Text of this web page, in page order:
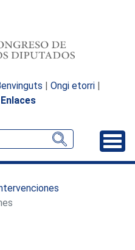
| Ongi etorri |
Enlaces